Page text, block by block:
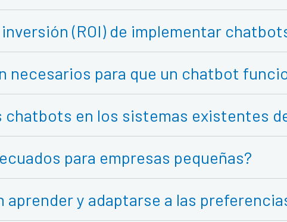
(ROI) de implementar
necesarios para que un chatbot
chatbots en los sistemas existentes
para empresas pequeñas?
y adaptarse a las